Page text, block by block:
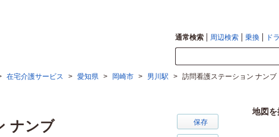
通常検索 周辺検索 乗換 ド
在宅介護サービス > 愛知県 > 岡崎市 > 男川駅 > 訪問看護ステーション ナンブ
ナンブ 保存
地図を